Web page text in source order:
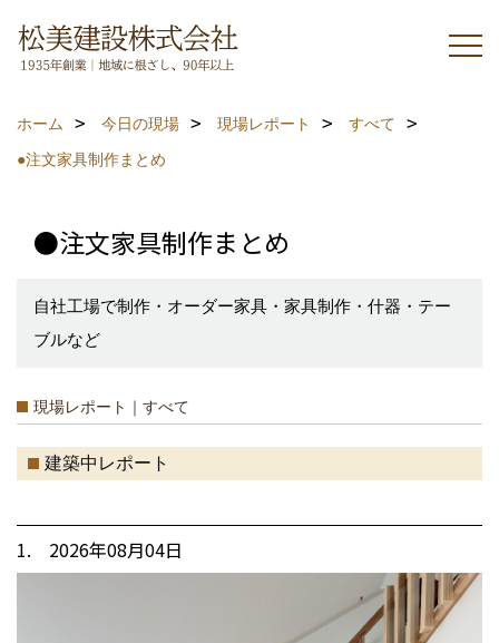
ホーム 今日の現場 現場レポート
すべて
●注文家具制作まとめ
●注文家具制作まとめ
自社工場で制作・オーダー家具・家具制作・什器・テー
ブルなど
現場レポート｜すべて
建築中レポート
1. 2026年08月04日